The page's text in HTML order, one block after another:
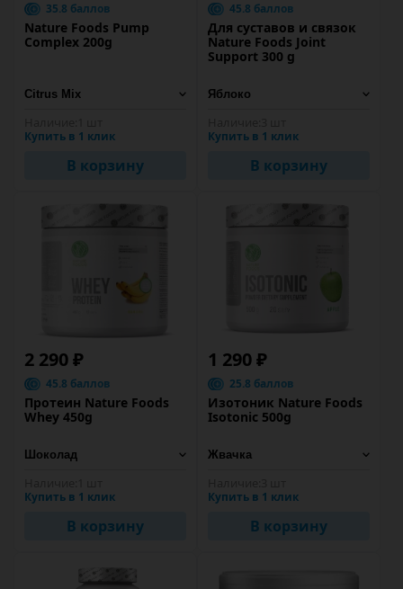
35.8 баллов
Nature Foods Pump
Complex 200g
Купить в 1 клик
В корзину
45.8 баллов
Для суставов и связок
Nature Foods Joint
Support 300 g
Купить в 1 клик
В корзину
2 290 ₽
45.8 баллов
Протеин Nature Foods
Whey 450g
Купить в 1 клик
В корзину
1 290 ₽
25.8 баллов
Изотоник Nature Foods
Isotonic 500g
Купить в 1 клик
В корзину